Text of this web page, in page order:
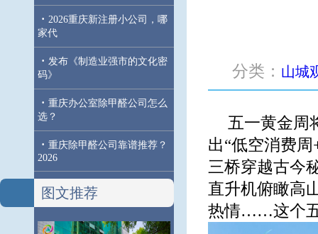
· 2026重庆新注册小公司，哪
家代
· 发布《制造业强市的文化密
码》
· 重庆办公室除甲醛公司怎么
选？
· 重庆除甲醛公司靠谱推荐？
2026
图文推荐
分类： 山城
五一黄金周
出“低空消费
三桥穿越古今
直升机俯瞰高
热情……这个